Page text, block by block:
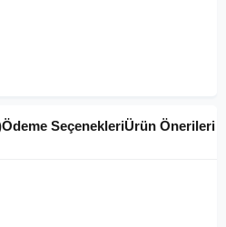
Ödeme SeçenekleriÜrün Önerileri